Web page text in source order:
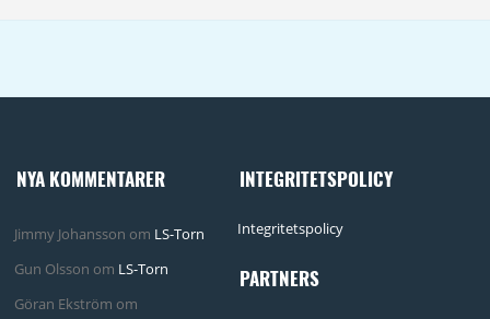
NYA KOMMENTARER
Jimmy Johansson om LS-Torn
Gun Olsson om LS-Torn
Göran Ekström om
INTEGRITETSPOLICY
Integritetspolicy
PARTNERS